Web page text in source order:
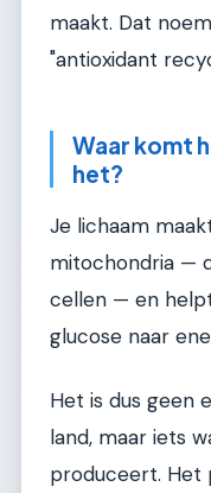
maakt. Dat
"antioxidant
Waar komt
het?
Je lichaam
mitochondria —
cellen — en
glucose naar
Het is dus geen
land, maar iets
produceert. Het